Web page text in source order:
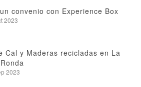
convenio con Experience Box
2023
Cal y Maderas recicladas en La
2023